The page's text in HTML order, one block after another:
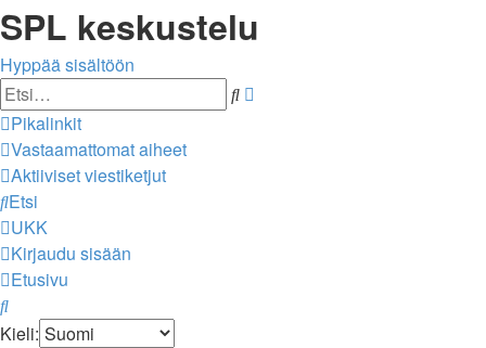
SPL keskustelu
Hyppää sisältöön
Etsi
Pikalinkit
Vastaamattomat aiheet
Aktiiviset viestiketjut
Etsi
UKK
Kirjaudu sisään
Etusivu
Etsi
Kieli: